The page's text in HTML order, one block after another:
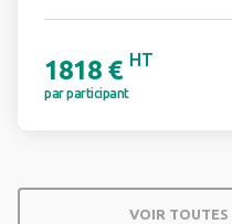
1818 € HT
par participant
VOIR